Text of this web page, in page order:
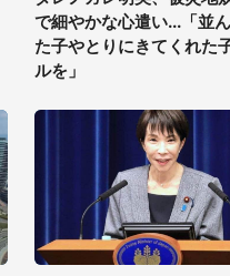
で細やかな心遣い...「並
た子やとりにきてくれた
ルを」